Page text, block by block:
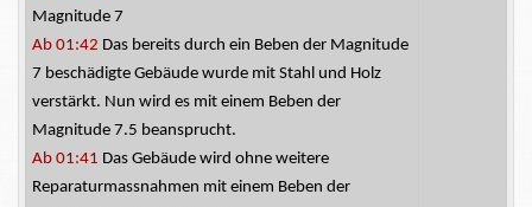
Magnitude 7
Ab 01:42 Das bereits durch ein Beben der Magnitude
7 beschädigte Gebäude wurde mit Stahl und Holz
verstärkt. Nun wird es mit einem Beben der
Magnitude 7.5 beansprucht.
Ab 01:41 Das Gebäude wird ohne weitere
Reparaturmassnahmen mit einem Beben der